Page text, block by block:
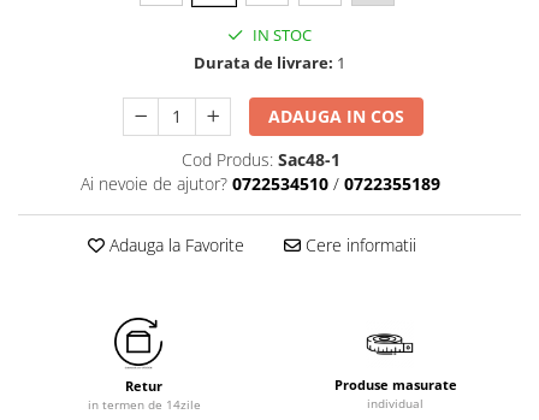
IN STOC
Durata de livrare: 1
ADAUGA IN COS
Cod Produs: Sac48-1
Ai nevoie de ajutor? 0722534510 / 0722355189
Adauga la Favorite Cere informatii
Retur
in termen de 14zile
Produse masurate
individual